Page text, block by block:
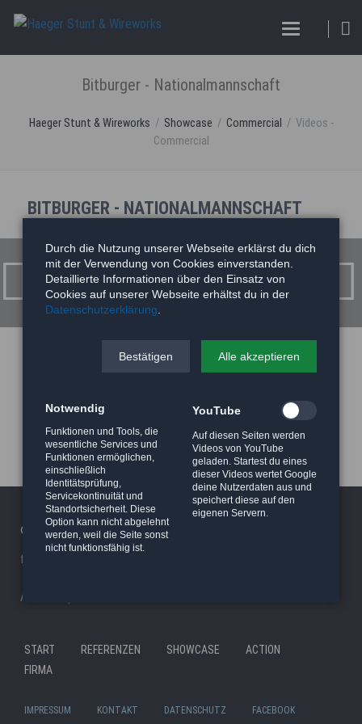
Bitburger - Nationalmannschaft
Haeger Stunt & Wireworks Showcase Commercial
Videos -
Commercial
BITBURGER - NATIONALMANNSCHAFT
© 2026 Haeger Stunt & Wireworks Ltd. - Berlin
facility/studio
AP8actionpact
START REFERENZEN SHOWCASE
ACTION
FIRMA
überspringen
IMPRESSUM KONTAKT DATENSCHUTZ FACEBOOK
Durch die Nutzung unserer Webseite erklärst du dich
mit der Verwendung von Cookies einverstanden.
Detaillierte Informationen über den Einsatz von
Cookies auf unserer Webseite erhältst du in der
Datenschutzerklärung.
Bestätigen Alle akzeptieren
Notwendig
Funktionen und Tools, die
wesentliche Services und
Funktionen ermöglichen,
einschließlich
Identitätsprüfung,
Servicekontinuität und
Standortsicherheit. Diese
Option kann nicht abgelehnt
werden, weil die Seite sonst
nicht funktionsfähig ist.
YouTube
Auf diesen Seiten werden
Videos von YouTube
geladen. Startest du eines
dieser Videos wertet Google
deine Nutzerdaten aus und
speichert diese auf den
eigenen Servern.